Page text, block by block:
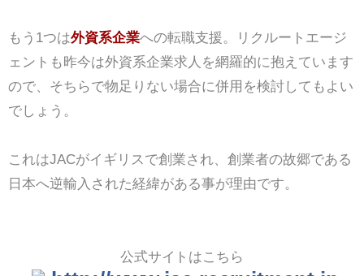
もう1つは外資系企業への転職支援。リクルートエージ
ェントも昨今は外資系企業求人を網羅的に抱えています
ので、そちらで物足りない場合に併用を検討してもよい
でしょう。
これはJACがイギリスで創業され、創業者の故郷である
日本へ逆輸入された経緯がある事が理由です。
公式サイトはこちら